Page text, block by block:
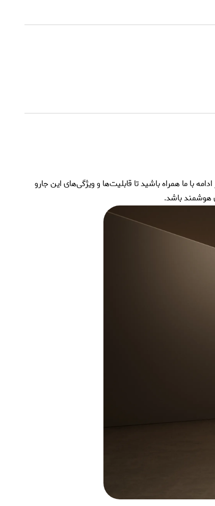
با ما همراه باشید تا قابلیت‌ها و ویژگی‌های این جارو
هوشمند باشد.